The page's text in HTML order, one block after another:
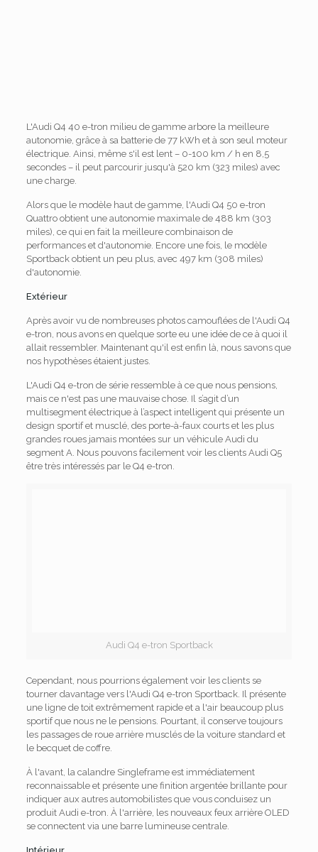
L'Audi Q4 40 e-tron milieu de gamme arbore la meilleure
autonomie, grâce à sa batterie de 77 kWh et à son seul moteur
électrique. Ainsi, même s'il est lent – 0-100 km / h en 8,5
secondes – il peut parcourir jusqu'à 520 km (323 miles) avec
une charge.
Alors que le modèle haut de gamme, l'Audi Q4 50 e-tron
Quattro obtient une autonomie maximale de 488 km (303
miles), ce qui en fait la meilleure combinaison de
performances et d'autonomie. Encore une fois, le modèle
Sportback obtient un peu plus, avec 497 km (308 miles)
d'autonomie.
Extérieur
Après avoir vu de nombreuses photos camouflées de l'Audi Q4
e-tron, nous avons en quelque sorte eu une idée de ce à quoi il
allait ressembler. Maintenant qu'il est enfin là, nous savons que
nos hypothèses étaient justes.
L'Audi Q4 e-tron de série ressemble à ce que nous pensions,
mais ce n'est pas une mauvaise chose. Il s’agit d’un
multisegment électrique à l’aspect intelligent qui présente un
design sportif et musclé, des porte-à-faux courts et les plus
grandes roues jamais montées sur un véhicule Audi du
segment A. Nous pouvons facilement voir les clients Audi Q5
être très intéressés par le Q4 e-tron.
Audi Q4 e-tron Sportback
Cependant, nous pourrions également voir les clients se
tourner davantage vers l'Audi Q4 e-tron Sportback. Il présente
une ligne de toit extrêmement rapide et a l'air beaucoup plus
sportif que nous ne le pensions. Pourtant, il conserve toujours
les passages de roue arrière musclés de la voiture standard et
le becquet de coffre.
À l'avant, la calandre Singleframe est immédiatement
reconnaissable et présente une finition argentée brillante pour
indiquer aux autres automobilistes que vous conduisez un
produit Audi e-tron. À l'arrière, les nouveaux feux arrière OLED
se connectent via une barre lumineuse centrale.